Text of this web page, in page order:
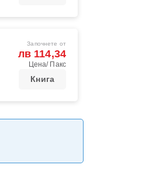
Започнете от
лв 114,34
Цена/ Пакс
Книга